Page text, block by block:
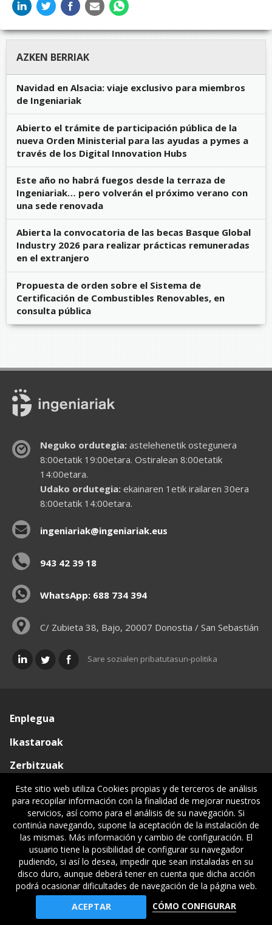
AZKEN BERRIAK
Navidad en Alsacia: viaje exclusivo para miembros
de Ingeniariak
Abierto el trámite de participación pública de la
nueva Orden Ministerial para las ayudas a pymes a
través de los Digital Innovation Hubs
Este año no habrá fuegos desde la terraza de
Ingeniariak… pero volverán el próximo verano con
una sede renovada
Abierta la convocatoria de las becas Basque Global
Industry 2026 para realizar prácticas remuneradas
en el extranjero
Propuesta de orden sobre el Sistema de
Certificación de Combustibles Renovables, en
consulta pública
Neguko ordutegia:astelehenetik ostegunera
8:00etatik 19:00etara. Ostiralean 8:00etatik
14:00etara.
Udako ordutegia:ekainaren 1etik irailaren 30era
8:00etatik 14:00etara.
ingeniariak@ingeniariak.eus
943 42 39 18
WhatsApp: 688 734 394
C/ Zubieta 38, Bajo, 20007 Donostia / San Sebastián
Sare sozialen pribatutasun-politika
Enplegua
Ikastaroak
Zerbitzuak
Elkargoa
Oniritziak
Lehiatila Bakarra
Lege informazioa
© Gipuzkoako Industri Ingeniariaren Elkargo Ofiziala - Colegio
Oficial de Ingenieros Industriales de Gipuzkoa
Este sitio web utiliza Cookies propias y de terceros de análisis
para recopilar información con la finalidad de mejorar nuestros
servicios, así como para el análisis de su navegación. Si
continúa navegando, supone la aceptación de la instalación de
las mismas. Más información y cambio de configuración. El
usuario tiene la posibilidad de configurar su navegador
pudiendo, si así lo desea, impedir que sean instaladas en su
disco duro, aunque deberá tener en cuenta que dicha acción
podrá ocasionar dificultades de navegación de la página web.
ACEPTAR
CÓMO CONFIGURAR